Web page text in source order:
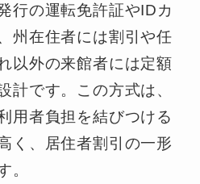
行の運転免許証やIDカ
州在住者には割引や任
以外の来館者には定額
計です。この方式は、
用者負担を結びつける
く、居住者割引の一形
。